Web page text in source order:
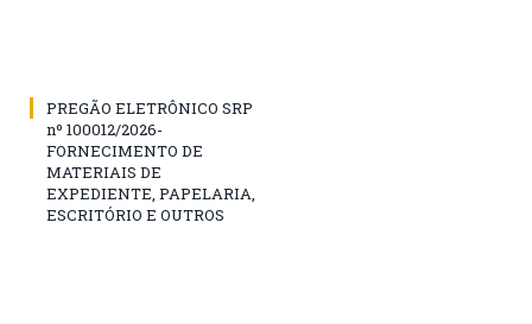
PREGÃO ELETRÔNICO SRP
nº 100012/2026-
FORNECIMENTO DE
MATERIAIS DE
EXPEDIENTE, PAPELARIA,
ESCRITÓRIO E OUTROS